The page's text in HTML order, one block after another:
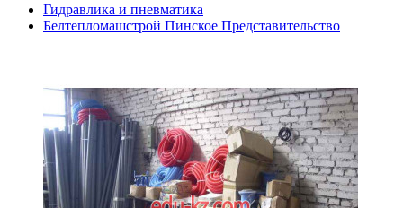
Гидравлика и пневматика
Белтепломашстрой Пинское Представительство